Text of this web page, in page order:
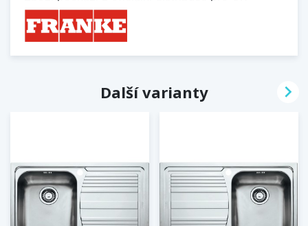
Další varianty 